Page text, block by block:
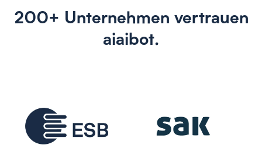
200+ Unternehmen vertrauen
aiaibot.